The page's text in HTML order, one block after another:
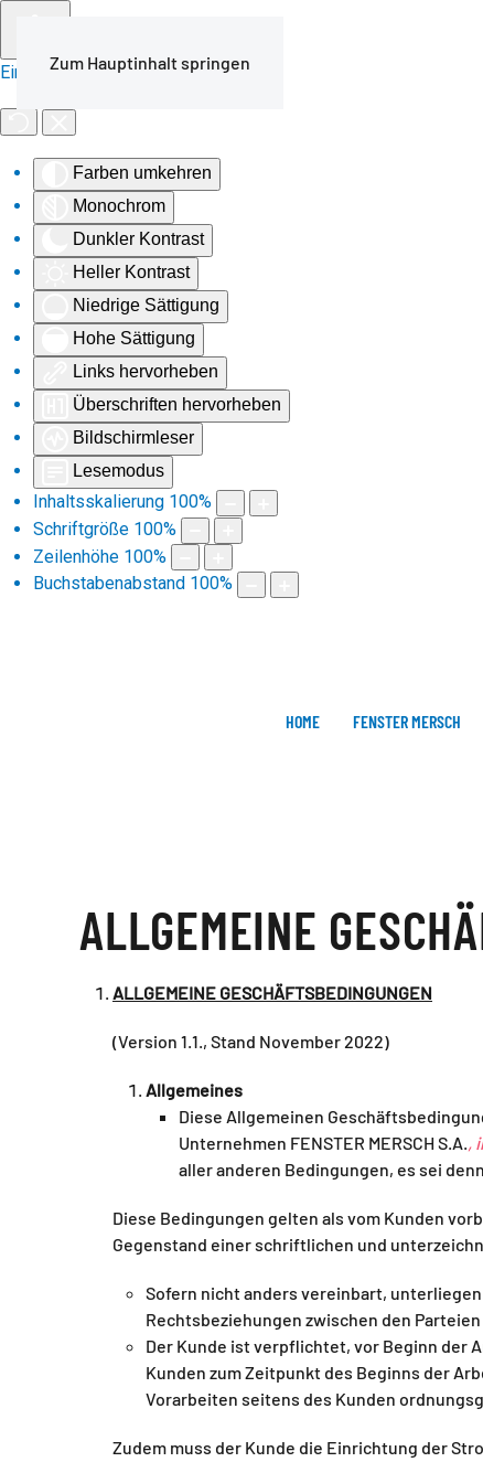
Eingabehilfen öffnen
Farben umkehren
Monochrom
Dunkler Kontrast
Heller Kontrast
Niedrige Sättigung
Hohe Sättigung
Links hervorheben
Überschriften hervorheben
Bildschirmleser
Lesemodus
Inhaltsskalierung 100%
Schriftgröße 100%
Zeilenhöhe 100%
Buchstabenabstand 100%
Zum Hauptinhalt springen
HOME FENSTER MERSCH
ALLGEMEINE
ALLGEMEINE GESCHÄFTSBEDINGUNGEN
(Version 1.1., Stand November 2022)
Allgemeines
Diese Allgemeinen
Unternehmen FENSTER MERSCH S.A. ,
aller anderen Bedingungen, es sei
Diese Bedingungen gelten als vom Kunden
Gegenstand einer schriftlichen und
Sofern nicht anders vereinbart,
Rechtsbeziehungen zwischen den
Der Kunde ist verpflichtet, vor Beginn der
Kunden zum Zeitpunkt des Beginns der
Vorarbeiten seitens des Kunden
Zudem muss der Kunde die Einrichtung der